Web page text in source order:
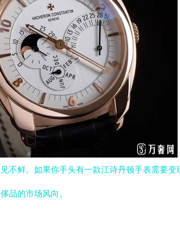
不鲜。如果你手头有一款江诗丹顿手表需要
品的市场风向。